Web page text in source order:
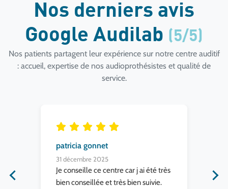
Nos derniers avis
Google Audilab (5/5)
Nos patients partagent leur expérience sur notre centre auditif
: accueil, expertise de nos audioprothésistes et qualité de
service.
patricia gonnet
31 décembre 2025
Je conseille ce centre car j ai été très
bien conseillée et très bien suivie.